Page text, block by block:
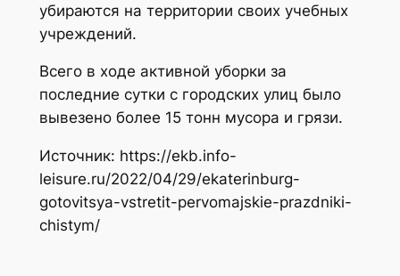
убираются на территории своих учебных
учреждений.
Всего в ходе активной уборки за
последние сутки с городских улиц было
вывезено более 15 тонн мусора и грязи.
Источник: https://ekb.info-
leisure.ru/2022/04/29/ekaterinburg-
gotovitsya-vstretit-pervomajskie-prazdniki-
chistym/